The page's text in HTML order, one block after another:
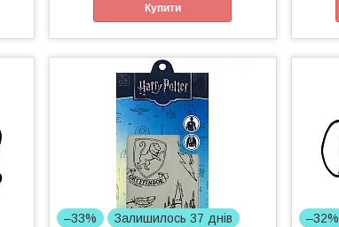
Купити
–33% Залишилось 37 днів –32%